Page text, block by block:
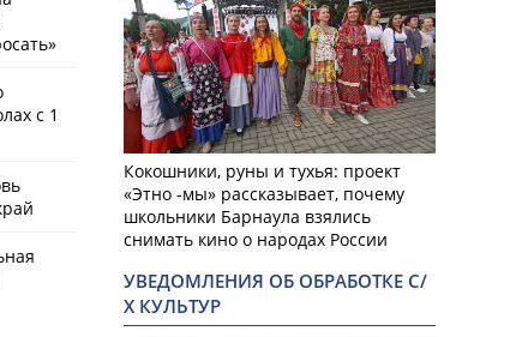
с 1
Кокошники, руны и тухья: проект
«Этно -мы» рассказывает, почему
школьники Барнаула взялись
снимать кино о народах России
УВЕДОМЛЕНИЯ ОБ ОБРАБОТКЕ С/
Х КУЛЬТУР